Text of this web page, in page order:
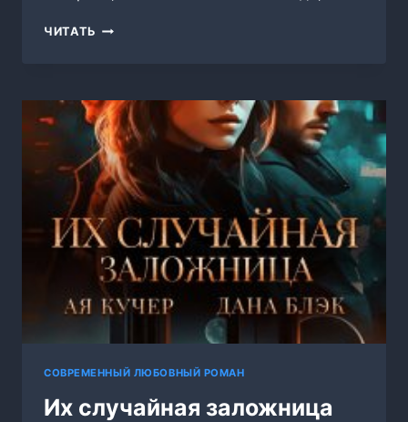
ЧИТАТЬ ЗОЛУШКА
СОВРЕМЕННЫЙ ЛЮБОВНЫЙ РОМАН
Их случайная заложница